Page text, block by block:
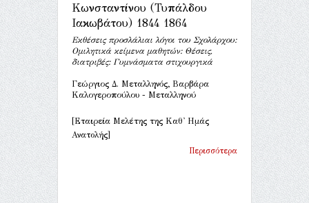
Κωνσταντίνου (Τυπάλδου
Ιακωβάτου) 1844 1864
Εκθέσεις προσλάλιαι λόγοι του Σχολάρχου:
Ομιλητικά κείμενα μαθητών: Θέσεις,
διατριβές: Γυμνάσματα στιχουργικά
Γεώργιος Δ. Μεταλληνός, Βαρβάρα
Καλογεροπούλου - Μεταλληνού
[Εταιρεία Μελέτης της Καθ' Ημάς
Ανατολής]
Περισσότερα